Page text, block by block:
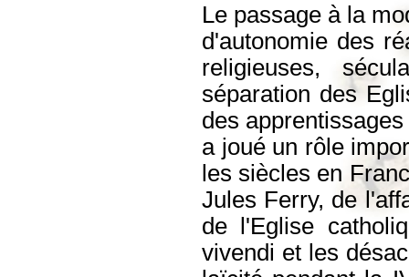
Le passage à la
d'autonomie des
religieuses,
séparation des
des
a joué un rôle
les siècles en
Jules Ferry, de
de l'Eglise
vivendi et les